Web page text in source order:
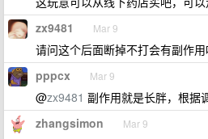
zx9481 Mar 9
请问这个后面断掉不打会有副作
pppcx Mar 9
@zx9481 副作用就是长胖，根据
zhangsimon Mar 9